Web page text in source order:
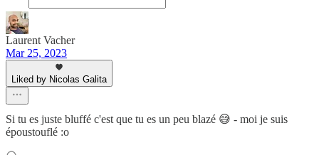
Laurent Vacher
Mar 25, 2023
Liked by Nicolas Galita
Si tu es juste bluffé c'est que tu es un peu blazé 😅 - moi je suis
époustouflé :o